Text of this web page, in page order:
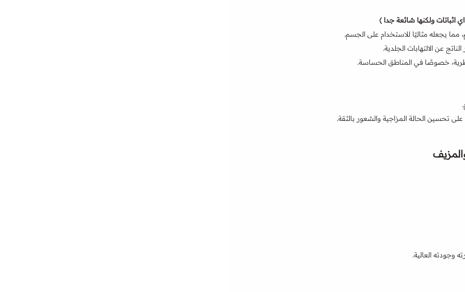
اثباتات ولكنها شائعة جدا )
مما يجعله مثاليًا للاستخدام على الجسم.
عن الالتهابات الجلدية.
خصوصًا في المناطق الحساسة.
تحسين الحالة المزاجية والشعور بالثقة.
وجودته العالية.